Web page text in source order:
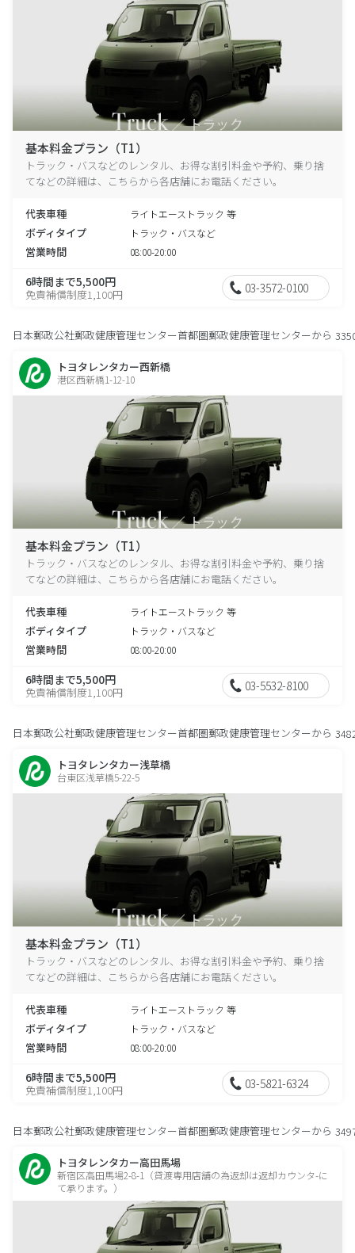
基本料金プラン（T1）
トラック・バスなどのレンタル、お得な割引料金や予約、乗り捨
てなどの詳細は、こちらから各店舗にお電話ください。
代表車種 ライトエーストラック 等
ボディタイプ トラック・バスなど
営業時間 08:00-20:00
6時間まで5,500円
免責補償制度1,100円 03-3572-0100
日本郵政公社郵政健康管理センター首都圏郵政健康管理センターから
トヨタレンタカー西新橋
港区西新橋1-12-10
基本料金プラン（T1）
トラック・バスなどのレンタル、お得な割引料金や予約、乗り捨
てなどの詳細は、こちらから各店舗にお電話ください。
代表車種 ライトエーストラック 等
ボディタイプ トラック・バスなど
営業時間 08:00-20:00
6時間まで5,500円
免責補償制度1,100円 03-5532-8100
日本郵政公社郵政健康管理センター首都圏郵政健康管理センターから
トヨタレンタカー浅草橋
台東区浅草橋5-22-5
基本料金プラン（T1）
トラック・バスなどのレンタル、お得な割引料金や予約、乗り捨
てなどの詳細は、こちらから各店舗にお電話ください。
代表車種 ライトエーストラック 等
ボディタイプ トラック・バスなど
営業時間 08:00-20:00
6時間まで5,500円
免責補償制度1,100円 03-5821-6324
日本郵政公社郵政健康管理センター首都圏郵政健康管理センターから
トヨタレンタカー高田馬場
新宿区高田馬場2-8-1（貸渡専用店舗の為返却は返却カウンタ-に
て承ります。）